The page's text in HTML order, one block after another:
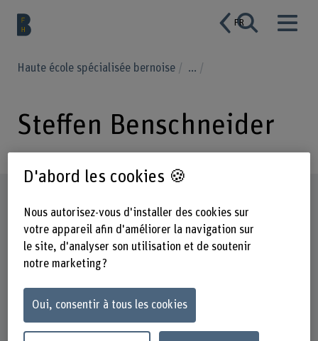
FR
Haute école spécialisée bernoise ...
Steffen Benschneider
D'abord les cookies 🍪
Nous autorisez-vous d'installer des cookies sur
votre appareil afin d'améliorer la navigation sur
le site, d'analyser son utilisation et de soutenir
notre marketing ?
Oui, consentir à tous les cookies